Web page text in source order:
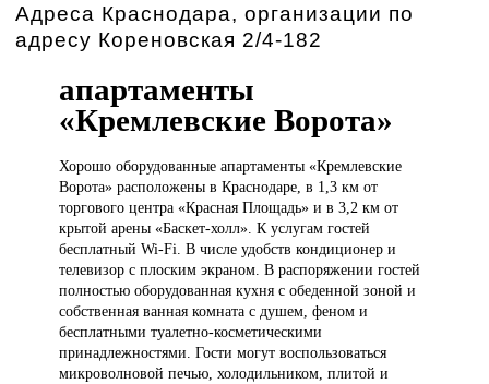
Адреса Краснодара, организации по
адресу Кореновская 2/4-182
апартаменты
«Кремлевские Ворота»
Хорошо оборудованныеапартаменты «Кремлевские
Ворота» расположены в Краснодаре, в 1,3 км от
торгового центра «Красная Площадь» и в 3,2 км от
крытой арены «Баскет-холл». К услугам гостей
бесплатный Wi-Fi. В числе удобств кондиционер и
телевизор с плоским экраном. В распоряжении гостей
полностью оборудованная кухня с обеденной зоной и
собственная ванная комната с душем, феном и
бесплатными туалетно-косметическими
принадлежностями. Гости могут воспользоваться
микроволновой печью, холодильником, плитой и